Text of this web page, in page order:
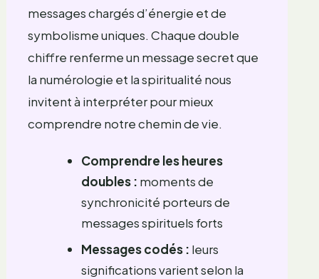
messages chargés d’énergie et de
symbolisme uniques. Chaque double
chiffre renferme un message secret que
la numérologie et la spiritualité nous
invitent à interpréter pour mieux
comprendre notre chemin de vie.
Comprendre les heures
doubles : moments de
synchronicité porteurs de
messages spirituels forts
Messages codés : leurs
significations varient selon la